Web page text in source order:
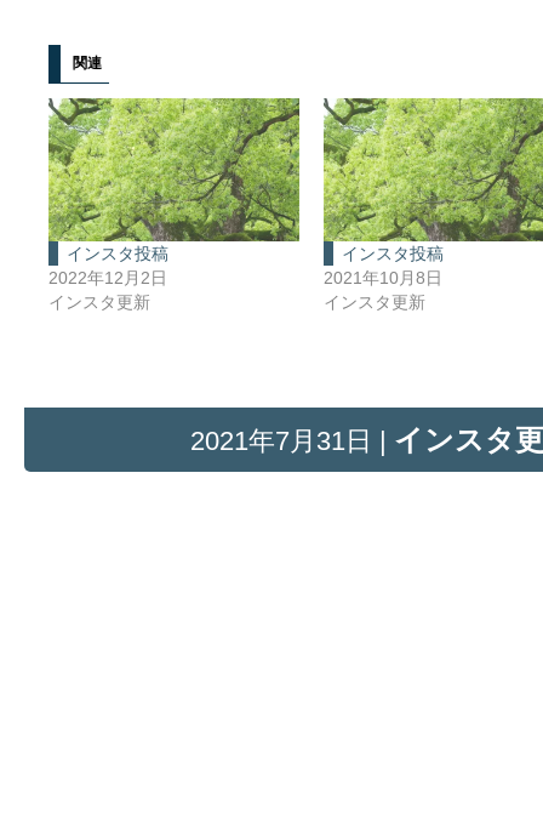
関連
インスタ投稿
2022年12月2日
インスタ更新
インスタ投稿
2021年10月8日
インスタ更新
2021年7月31日 | インスタ